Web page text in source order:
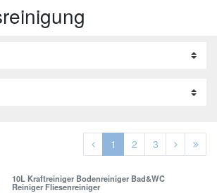
1 2 3
10L Kraftreiniger Bodenreiniger Bad&WC
Reiniger Fliesenreiniger